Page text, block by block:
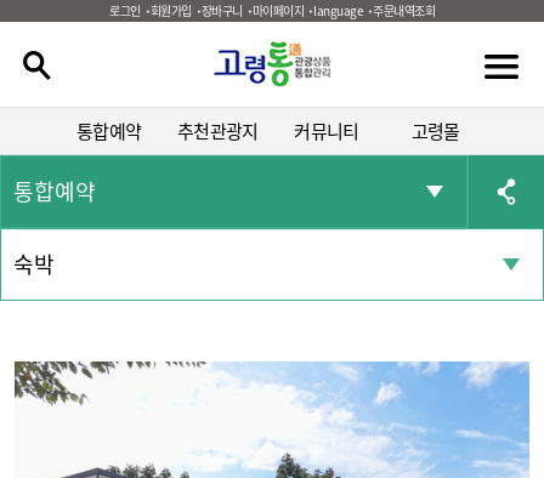
로그인 회원가입 장바구니 마이페이지 language 주문내역조회
통합예약 추천관광지 커뮤니티 고령몰
통합예약
숙박